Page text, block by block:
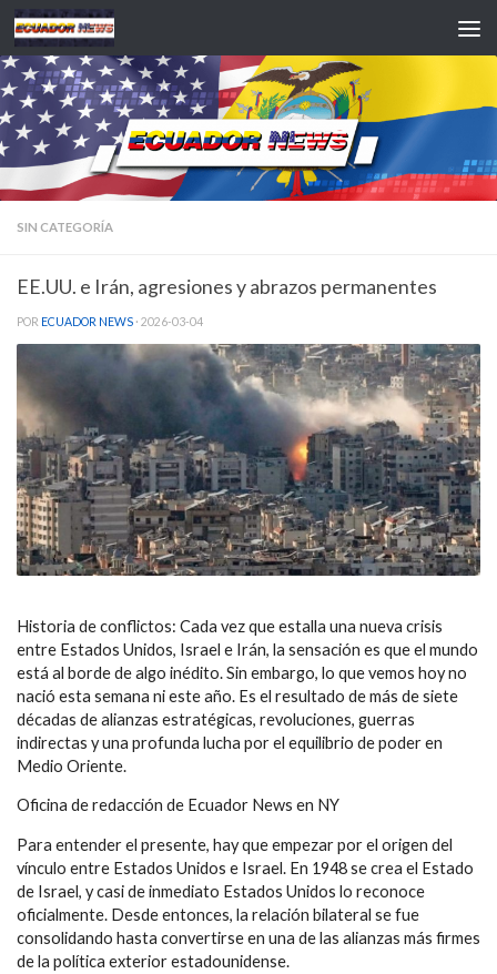
Saltar al contenido
SIN CATEGORÍA
EE.UU. e Irán, agresiones y abrazos permanentes
POR ECUADOR NEWS · 2026-03-04
Historia de conflictos: Cada vez que estalla una nueva crisis
entre Estados Unidos, Israel e Irán, la sensación es que el mundo
está al borde de algo inédito. Sin embargo, lo que vemos hoy no
nació esta semana ni este año. Es el resultado de más de siete
décadas de alianzas estratégicas, revoluciones, guerras
indirectas y una profunda lucha por el equilibrio de poder en
Medio Oriente.
Oficina de redacción de Ecuador News en NY
Para entender el presente, hay que empezar por el origen del
vínculo entre Estados Unidos e Israel. En 1948 se crea el Estado
de Israel, y casi de inmediato Estados Unidos lo reconoce
oficialmente. Desde entonces, la relación bilateral se fue
consolidando hasta convertirse en una de las alianzas más firmes
de la política exterior estadounidense.